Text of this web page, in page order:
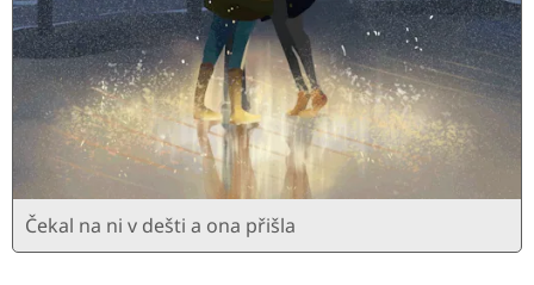
Čekal na ni v dešti a ona přišla